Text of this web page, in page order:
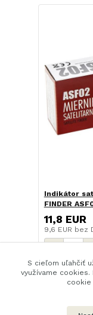
Indikátor
FINDER
11,8 EUR
9,6 EUR bez
S cieľom uľahčiť
využívame
cookie